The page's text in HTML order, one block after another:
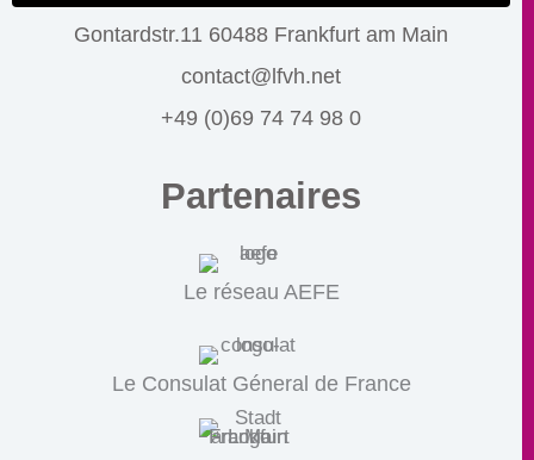
Gontardstr.11 60488 Frankfurt am Main
contact@lfvh.net
+49 (0)69 74 74 98 0
Partenaires
Le réseau AEFE
Le Consulat Géneral de France